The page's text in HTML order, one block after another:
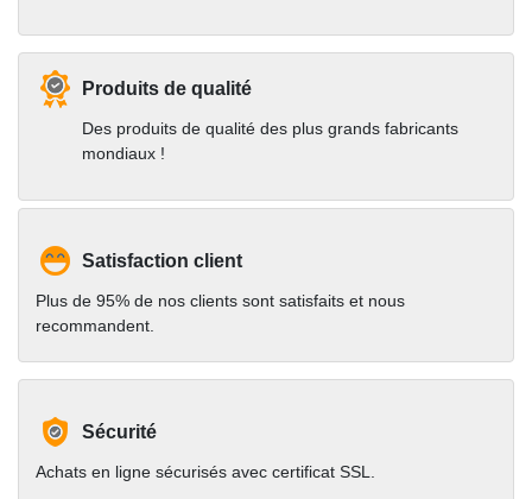
Produits de qualité
Des produits de qualité des plus grands fabricants
mondiaux !
Satisfaction client
Plus de 95% de nos clients sont satisfaits et nous
recommandent.
Sécurité
Achats en ligne sécurisés avec certificat SSL.